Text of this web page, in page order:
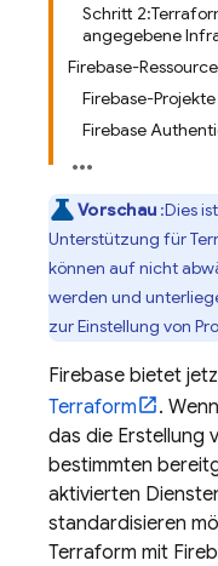
Schritt
angegebene
Firebase-
Firebase-
Firebase
Vorschau :Dies
Unterstützung für
können auf nicht
werden und
zur Einstellung von
Firebase bietet
Terraform
.
das die Erstellung
bestimmten
aktivierten
standardisieren
Terraform mit